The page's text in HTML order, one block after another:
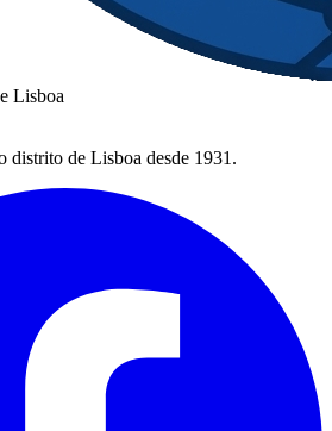
Lisboa
distrito de Lisboa desde 1931.